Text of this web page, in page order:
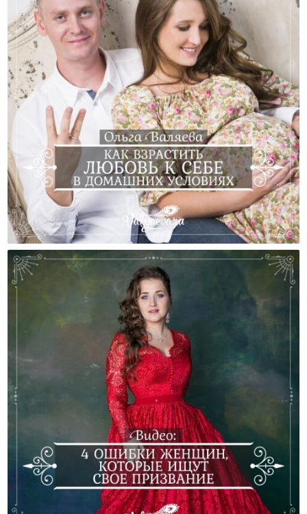
Как Взрастить Любовь К Себе В Домашних Условиях